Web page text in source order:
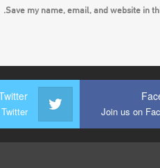
Save my name, email, and website in
Join us on